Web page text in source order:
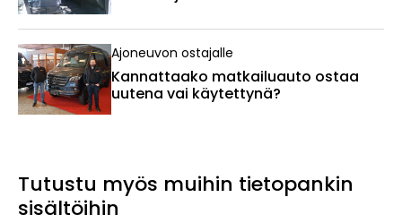
Ajoneuvon ostajalle
Kannattaako matkailuauto ostaa
uutena vai käytettynä?
Tutustu myös muihin tietopankin
sisältöihin